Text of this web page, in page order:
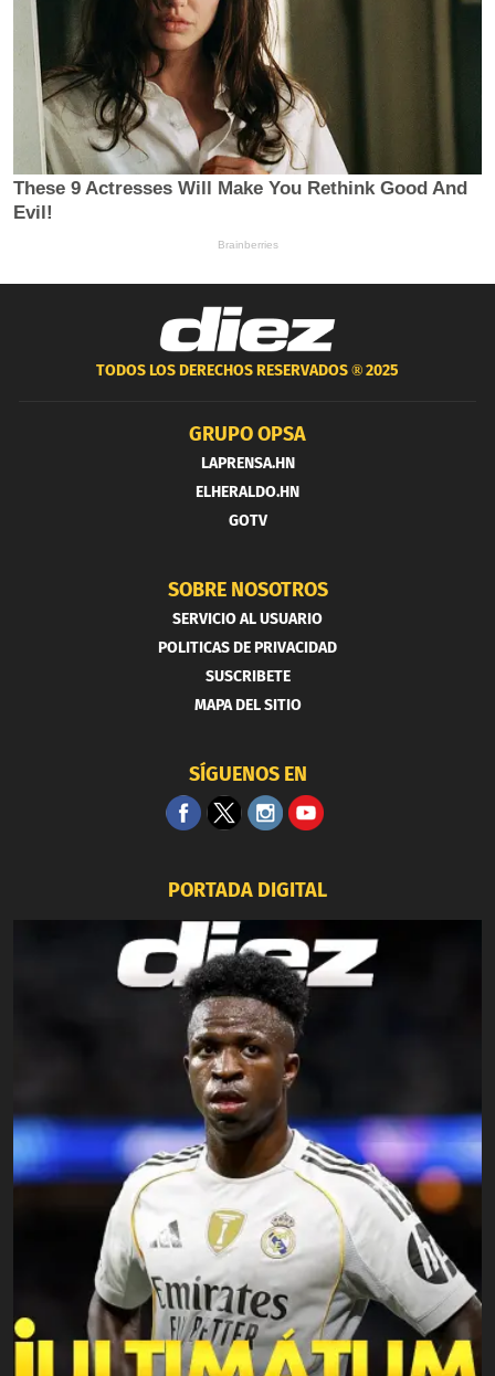
TODOS LOS DERECHOS RESERVADOS ®2025
GRUPO OPSA
LAPRENSA.HN
ELHERALDO.HN
GOTV
SOBRE NOSOTROS
SERVICIO AL USUARIO
POLITICAS DE PRIVACIDAD
SUSCRIBETE
MAPA DEL SITIO
SÍGUENOS EN
PORTADA DIGITAL